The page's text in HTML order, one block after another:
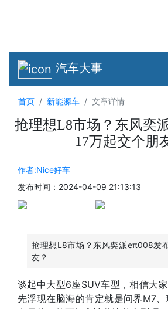
汽车大事
首页 新能源车 文章详情
抢理想L8市场？东风奕
17万起交个朋
作者:Nice好车
发布时间：2024-04-09 21:13:13
抢理想L8市场？东风奕派eπ008发
友？
谈起中大型6座SUV车型，相信大
先浮现在脑海的肯定就是问界M7